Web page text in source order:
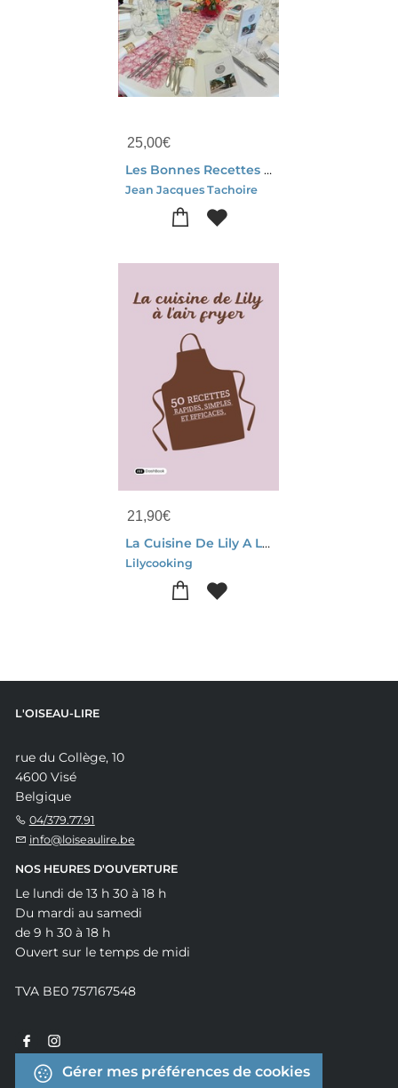
25,00€
Les Bonnes Recettes De La Republique Libre Et Conviviale De Haute Gironde
Jean Jacques Tachoire
21,90€
La Cuisine De Lily A L'air Fryer : 50 Recettes Rapides, Simples Et Efficaces
Lilycooking
L'OISEAU-LIRE
rue du Collège, 10
4600 Visé
Belgique
04/379.77.91
info@loiseaulire.be
NOS HEURES D'OUVERTURE
Le lundi de 13 h 30 à 18 h
Du mardi au samedi
de 9 h 30 à 18 h
Ouvert sur le temps de midi
TVA BE0 757167548
Gérer mes préférences de cookies